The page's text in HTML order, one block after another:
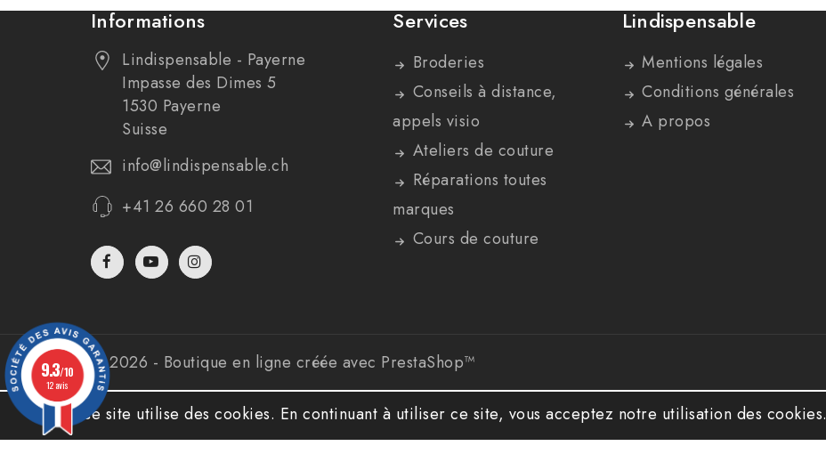
Informations
Lindispensable - Payerne
Impasse des Dimes 5
1530 Payerne
Suisse
info@lindispensable.ch
+41 26 660 28 01
Services
Broderies
Conseils à distance,
appels visio
Ateliers de couture
Réparations toutes
marques
Cours de couture
Lindispensable
Mentions légales
Conditions générales
A propos
Ce site utilise des cookies. En continuant à utiliser ce site, vous acceptez notre utilisation des cookies.
© 2026 - Boutique en ligne créée avec PrestaShop™
9.3/10
12 avis